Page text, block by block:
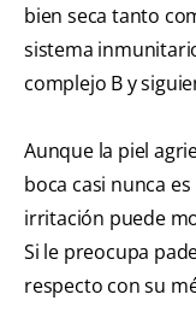
bien seca tanto
sistema
complejo B y
Aunque la piel
boca casi nunca
irritación puede
Si le preocupa
respecto con su